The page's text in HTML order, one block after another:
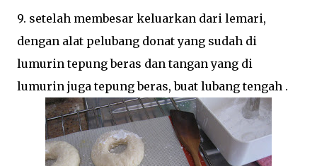
9. setelah membesar keluarkan dari lemari,
dengan alat pelubang donat yang sudah di
lumurin tepung beras dan tangan yang di
lumurin juga tepung beras, buat lubang tengah .